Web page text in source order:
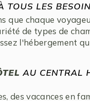
TOUS LES
chaque
de types de
l'hébergement
AU CENTRAL
des vacances en